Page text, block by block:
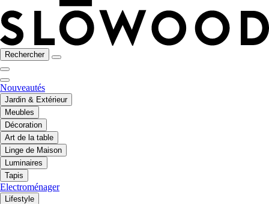
Rechercher
Nouveautés
Jardin & Extérieur
Meubles
Décoration
Art de la table
Linge de Maison
Luminaires
Tapis
Electroménager
Lifestyle